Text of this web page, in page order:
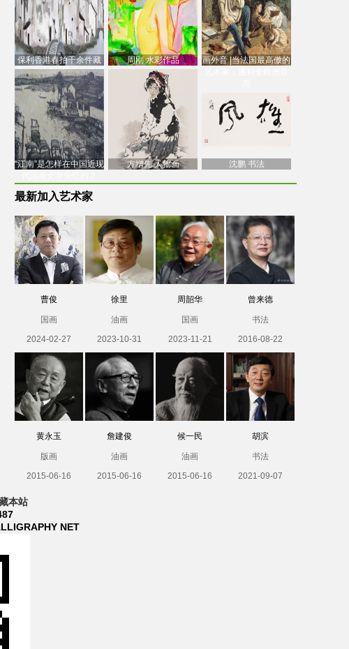
保利香港春拍千余件藏
品估价逾7亿港元，吴冠
中
周刚 水彩作品
画外音 |当法国最高傲的
“江南”是怎样在中国近现
方增先 人物画 沈鹏 书法
最新加入艺术家
曹俊
国画
2024-02-27
徐里
油画
2023-10-31
周韶华
国画
2023-11-21
曾来德
书法
2016-08-22
黄永玉
版画
2015-06-16
詹建俊
油画
2015-06-16
候一民
油画
2015-06-16
胡滨
书法
2021-09-07
本站
NET